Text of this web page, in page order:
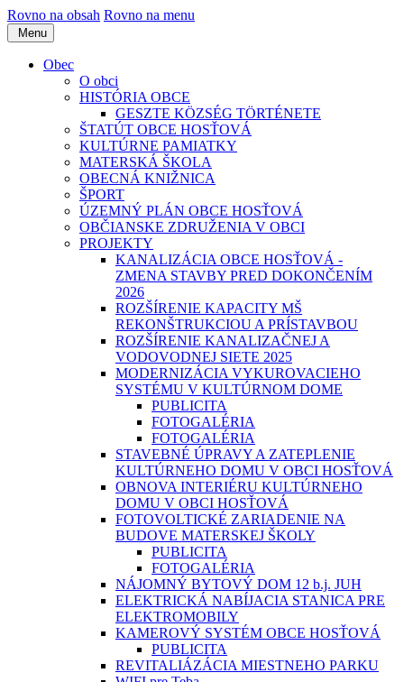
Rovno na obsah Rovno na menu
Menu
Obec
O obci
HISTÓRIA OBCE
GESZTE KÖZSÉG TÖRTÉNETE
ŠTATÚT OBCE HOSŤOVÁ
KULTÚRNE PAMIATKY
MATERSKÁ ŠKOLA
OBECNÁ KNIŽNICA
ŠPORT
ÚZEMNÝ PLÁN OBCE HOSŤOVÁ
OBČIANSKE ZDRUŽENIA V OBCI
PROJEKTY
KANALIZÁCIA OBCE HOSŤOVÁ -
ZMENA STAVBY PRED DOKONČENÍM
2026
ROZŠÍRENIE KAPACITY MŠ
REKONŠTRUKCIOU A PRÍSTAVBOU
ROZŠÍRENIE KANALIZAČNEJ A
VODOVODNEJ SIETE 2025
MODERNIZÁCIA VYKUROVACIEHO
SYSTÉMU V KULTÚRNOM DOME
PUBLICITA
FOTOGALÉRIA
FOTOGALÉRIA
STAVEBNÉ ÚPRAVY A ZATEPLENIE
KULTÚRNEHO DOMU V OBCI HOSŤOVÁ
OBNOVA INTERIÉRU KULTÚRNEHO
DOMU V OBCI HOSŤOVÁ
FOTOVOLTICKÉ ZARIADENIE NA
BUDOVE MATERSKEJ ŠKOLY
PUBLICITA
FOTOGALÉRIA
NÁJOMNÝ BYTOVÝ DOM 12 b.j. JUH
ELEKTRICKÁ NABÍJACIA STANICA PRE
ELEKTROMOBILY
KAMEROVÝ SYSTÉM OBCE HOSŤOVÁ
PUBLICITA
REVITALIÁZÁCIA MIESTNEHO PARKU